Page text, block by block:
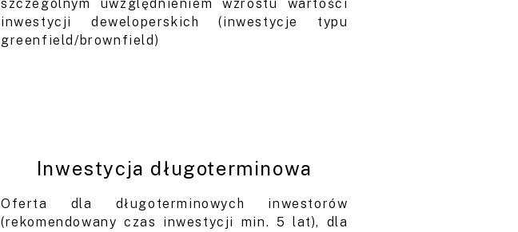
szczególnym uwzględnieniem wzrostu wartości
inwestycji deweloperskich (inwestycje typu
greenfield/brownfield)
Inwestycja długoterminowa
Oferta dla długoterminowych inwestorów
(rekomendowany czas inwestycji min. 5 lat), dla